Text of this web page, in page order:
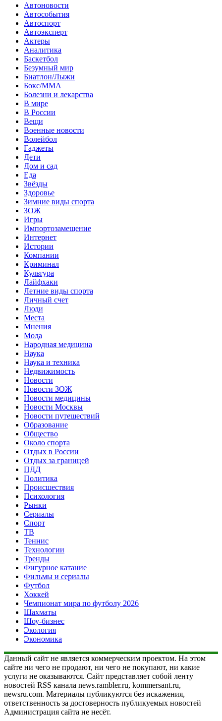
Автоновости
Автособытия
Автоспорт
Автоэксперт
Актеры
Аналитика
Баскетбол
Безумный мир
Биатлон/Лыжи
Бокс/MMA
Болезни и лекарства
В мире
В России
Вещи
Военные новости
Волейбол
Гаджеты
Дети
Дом и сад
Еда
Звёзды
Здоровье
Зимние виды спорта
ЗОЖ
Игры
Импортозамещение
Интернет
Истории
Компании
Криминал
Культура
Лайфхаки
Летние виды спорта
Личный счет
Люди
Места
Мнения
Мода
Народная медицина
Наука
Наука и техника
Недвижимость
Новости
Новости ЗОЖ
Новости медицины
Новости Москвы
Новости путешествий
Образование
Общество
Около спорта
Отдых в России
Отдых за границей
ПДД
Политика
Происшествия
Психология
Рынки
Сериалы
Спорт
ТВ
Теннис
Технологии
Тренды
Фигурное катание
Фильмы и сериалы
Футбол
Хоккей
Чемпионат мира по футболу 2026
Шахматы
Шоу-бизнес
Экология
Экономика
Данный сайт не является коммерческим проектом. На этом
сайте ни чего не продают, ни чего не покупают, ни какие
услуги не оказываются. Сайт представляет собой ленту
новостей RSS канала news.rambler.ru, kommersant.ru,
newsru.com. Материалы публикуются без искажения,
ответственность за достоверность публикуемых новостей
Администрация сайта не несёт.